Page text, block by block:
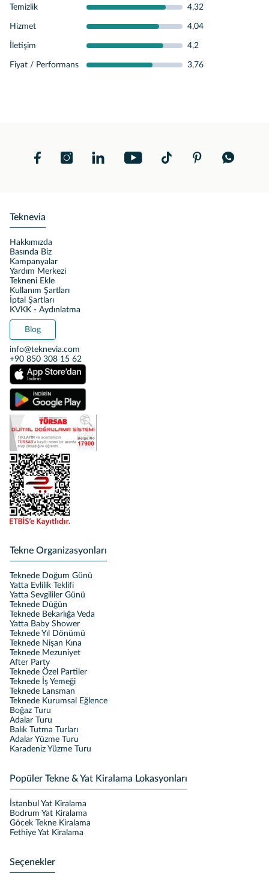
Temizlik 4,32
Hizmet 4,04
İletişim 4,2
Fiyat / Performans 3,76
Teknevia
Hakkımızda
Basında Biz
Kampanyalar
Yardım Merkezi
Tekneni Ekle
Kullanım Şartları
İptal Şartları
KVKK - Aydınlatma
Blog
info@teknevia.com
+90 850 308 15 62
Tekne Organizasyonları
Teknede Doğum Günü
Yatta Evlilik Teklifi
Yatta Sevgililer Günü
Teknede Düğün
Teknede Bekarlığa Veda
Yatta Baby Shower
Teknede Yıl Dönümü
Teknede Nişan Kına
Teknede Mezuniyet
After Party
Teknede Özel Partiler
Teknede İş Yemeği
Teknede Lansman
Teknede Kurumsal Eğlence
Boğaz Turu
Adalar Turu
Balık Tutma Turları
Adalar Yüzme Turu
Karadeniz Yüzme Turu
Popüler Tekne & Yat Kiralama Lokasyonları
İstanbul Yat Kiralama
Bodrum Yat Kiralama
Göcek Tekne Kiralama
Fethiye Yat Kiralama
Seçenekler